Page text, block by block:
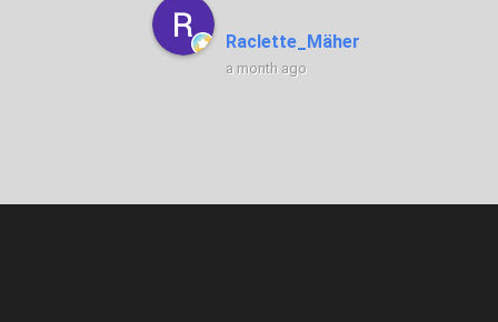
Raclette_Mäher
a month ago